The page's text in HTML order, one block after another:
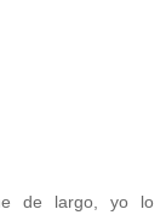
de largo, yo lo